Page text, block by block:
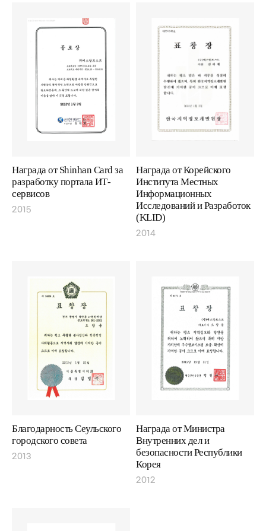
Награда от Shinhan Card за
разработку портала ИТ-
сервисов
2015
Награда от Корейского
Института Местных
Информационных
Исследований и Разработок
(KLID)
2014
Благодарность Сеульского
городского совета
2013
Награда от Министра
Внутренних дел и
безопасности Республики
Корея
2012